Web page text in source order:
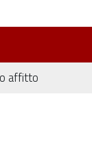
affitto